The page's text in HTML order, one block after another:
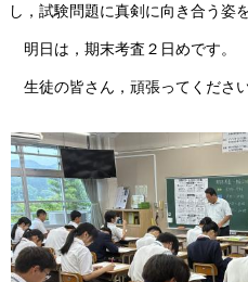
し，試験問題に真剣に向き合う姿
明日は，期末考査２日めです。
生徒の皆さん，頑張ってください